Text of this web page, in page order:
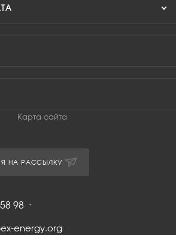
Карта сайта
НА РАССЫЛКУ
98
energy.org